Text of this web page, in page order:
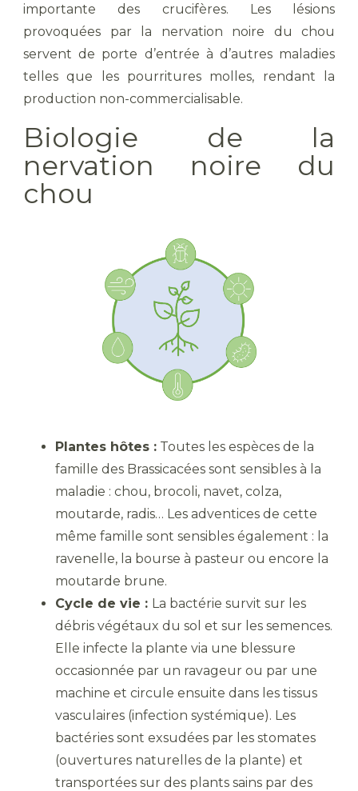
importante des crucifères. Les lésions
provoquées par la nervation noire du chou
servent de porte d’entrée à d’autres maladies
telles que les pourritures molles, rendant la
production non-commercialisable.
Biologie de la
nervation noire du
chou
Plantes hôtes : Toutes les espèces de la
famille des Brassicacées sont sensibles à la
maladie : chou, brocoli, navet, colza,
moutarde, radis… Les adventices de cette
même famille sont sensibles également : la
ravenelle, la bourse à pasteur ou encore la
moutarde brune.
Cycle de vie : La bactérie survit sur les
débris végétaux du sol et sur les semences.
Elle infecte la plante via une blessure
occasionnée par un ravageur ou par une
machine et circule ensuite dans les tissus
vasculaires (infection systémique). Les
bactéries sont exsudées par les stomates
(ouvertures naturelles de la plante) et
transportées sur des plants sains par des